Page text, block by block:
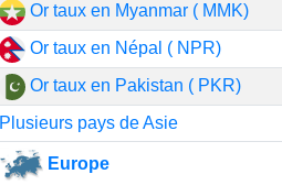
Or taux en Myanmar ( MMK)
Or taux en Népal ( NPR)
Or taux en Pakistan ( PKR)
Plusieurs pays de Asie
Europe